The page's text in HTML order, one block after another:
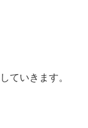
ていきます。